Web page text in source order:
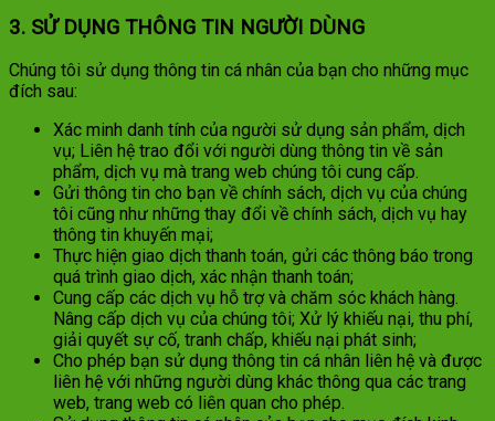
3. SỬ DỤNG THÔNG TIN NGƯỜI DÙNG
Chúng tôi sử dụng thông tin cá nhân của bạn cho những mục
đích sau:
Xác minh danh tính của người sử dụng sản phẩm, dịch
vụ; Liên hệ trao đổi với người dùng thông tin về sản
phẩm, dịch vụ mà trang web chúng tôi cung cấp.
Gửi thông tin cho bạn về chính sách, dịch vụ của chúng
tôi cũng như những thay đổi về chính sách, dịch vụ hay
thông tin khuyến mại;
Thực hiện giao dịch thanh toán, gửi các thông báo trong
quá trình giao dịch, xác nhận thanh toán;
Cung cấp các dịch vụ hỗ trợ và chăm sóc khách hàng.
Nâng cấp dịch vụ của chúng tôi; Xử lý khiếu nại, thu phí,
giải quyết sự cố, tranh chấp, khiếu nại phát sinh;
Cho phép bạn sử dụng thông tin cá nhân liên hệ và được
liên hệ với những người dùng khác thông qua các trang
web, trang web có liên quan cho phép.